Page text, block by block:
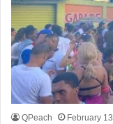
QPeach February